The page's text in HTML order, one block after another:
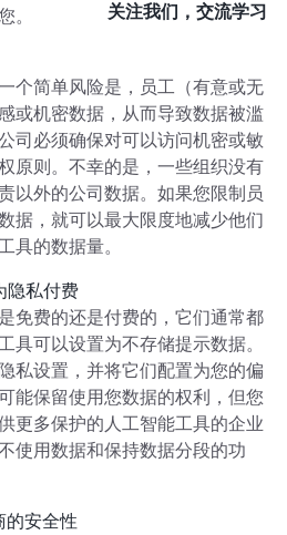
。
个简单风险是，员工（有意或无
或机密数据，从而导致数据被滥
司必须确保对可以访问机密或敏
原则。不幸的是，一些组织没有
以外的公司数据。如果您限制员
据，就可以最大限度地减少他们
具的数据量。
隐私付费
免费的还是付费的，它们通常都
具可以设置为不存储提示数据。
私设置，并将它们配置为您的偏
能保留使用您数据的权利，但您
更多保护的人工智能工具的企业
使用数据和保持数据分段的功
的安全性
关注我们，交流学习